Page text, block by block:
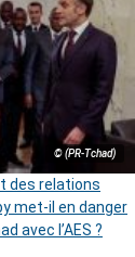
© (PR-Tchad)
des relations
met-il en danger
avec l’AES ?